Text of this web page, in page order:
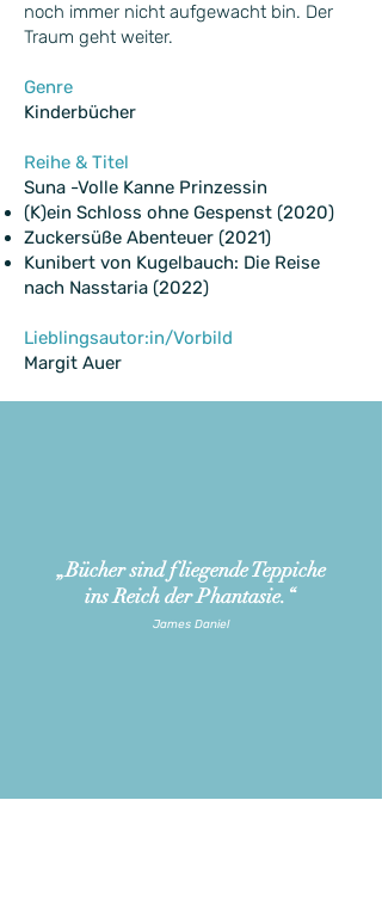
noch immer nicht aufgewacht bin. Der
Traum geht weiter.
Genre
Kinderbücher
Reihe & Titel
Suna -Volle Kanne Prinzessin
(K)ein Schloss ohne Gespenst (2020)
Zuckersüße Abenteuer (2021)
Kunibert von Kugelbauch: Die Reise
nach Nasstaria (2022)
Lieblingsautor:in/Vorbild
Margit Auer
„Bücher sind fliegende Teppiche
ins Reich der Phantasie.“
James Daniel